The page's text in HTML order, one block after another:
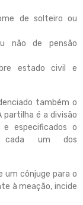
de solteiro ou
não de pensão
estado civil e
também o
é a divisão
especificados o
cada um dos
um cônjuge para o
à meação, incide